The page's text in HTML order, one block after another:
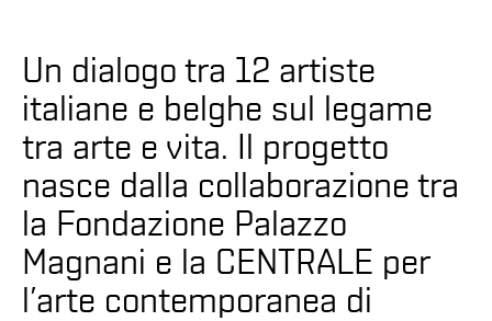
Un dialogo tra 12 artiste
italiane e belghe sul legame
tra arte e vita. Il progetto
nasce dalla collaborazione tra
la Fondazione Palazzo
Magnani e la CENTRALE per
l’arte contemporanea di